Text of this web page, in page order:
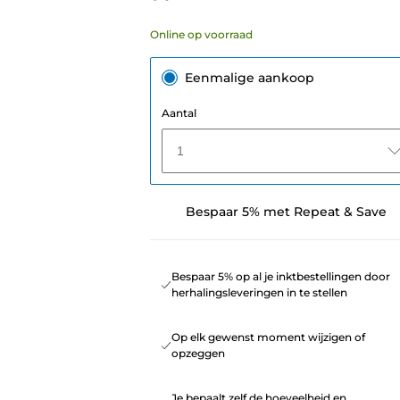
Online op voorraad
Eenmalige aankoop
Aantal
1
Bespaar 5% met Repeat & Save
Bespaar 5% op al je inktbestellingen door
herhalingsleveringen in te stellen
Op elk gewenst moment wijzigen of
opzeggen